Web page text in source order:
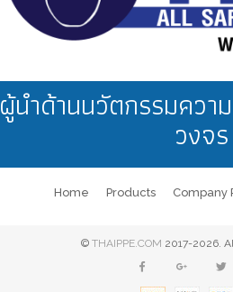
นำด้านนวัตกรรมคว
วงจร
Home Products Company
© THAIPPE.COM 2017-2026.